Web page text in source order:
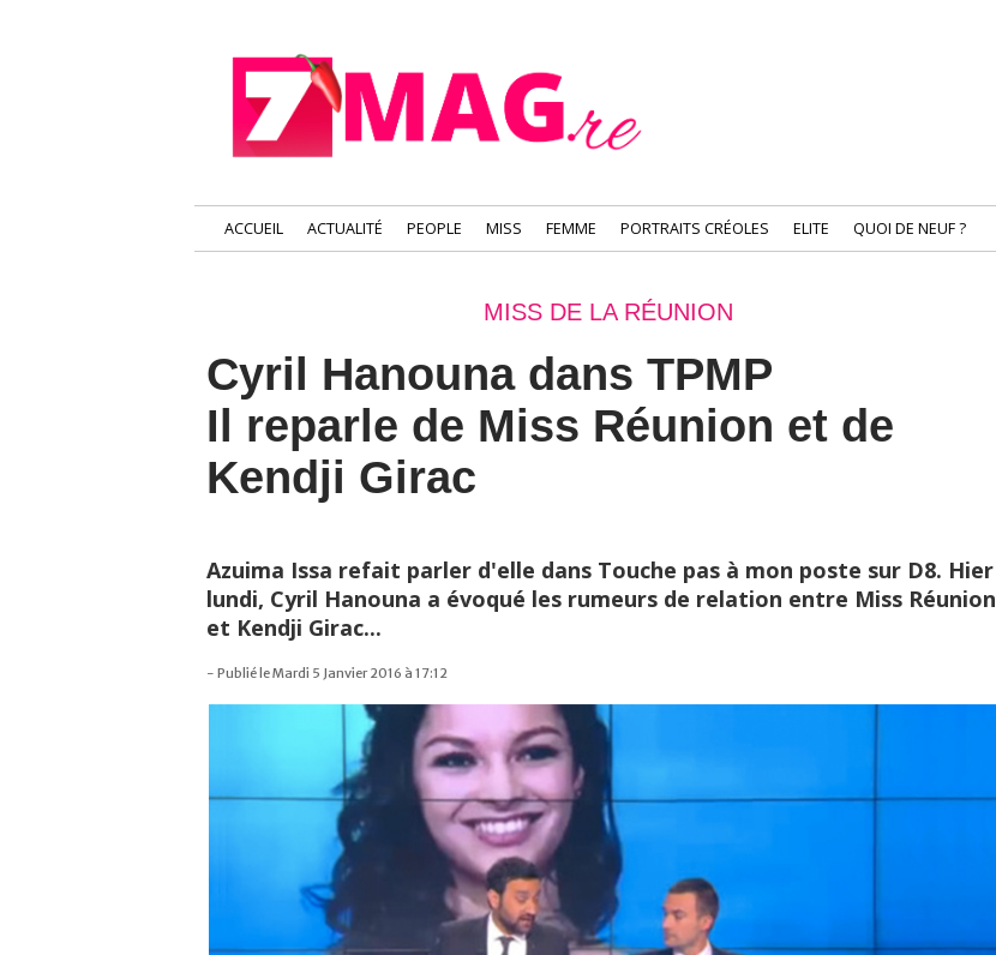
ACCUEIL ACTUALITÉ PEOPLE MISS FEMME PORTRAITS CRÉOLES ELITE QUOI DE NEUF ?
MISS DE LA RÉUNION
Cyril Hanouna dans TPMP
Il reparle de Miss Réunion et de
Kendji Girac
Azuima Issa refait parler d'elle dans Touche pas à mon poste sur D8. Hier
lundi, Cyril Hanouna a évoqué les rumeurs de relation entre Miss Réunion
et Kendji Girac...
- Publié le Mardi 5 Janvier 2016 à 17:12